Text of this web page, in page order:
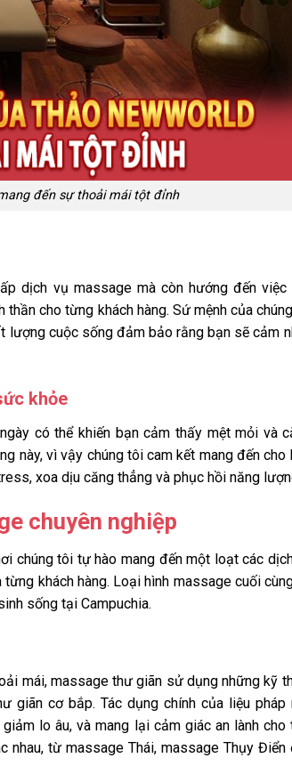
đến sự thoải mái tột đỉnh
dịch vụ massage mà còn hướng đến việc
cho từng khách hàng. Sứ mệnh của
lượng cuộc sống đảm bảo rằng bạn sẽ cảm
khỏe
có thể khiến bạn cảm thấy mệt mỏi và
này, vì vậy chúng tôi cam kết mang đến cho
xoa dịu căng thẳng và phục hồi năng
chuyên nghiệp
chúng tôi tự hào mang đến một loạt các
khách hàng. Loại hình massage cuối
sống tại Campuchia.
mái, massage thư giãn sử dụng những kỹ
giãn cơ bắp. Tác dụng chính của liệu pháp
lo âu, và mang lại cảm giác an lành cho
nhau, từ massage Thái, massage Thụy Điển